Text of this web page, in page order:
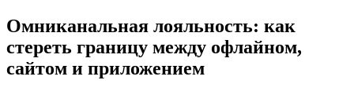
Омниканальная лояльность: как
стереть границу между офлайном,
сайтом и приложением